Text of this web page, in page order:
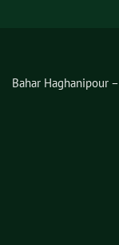
Bahar Haghanipour